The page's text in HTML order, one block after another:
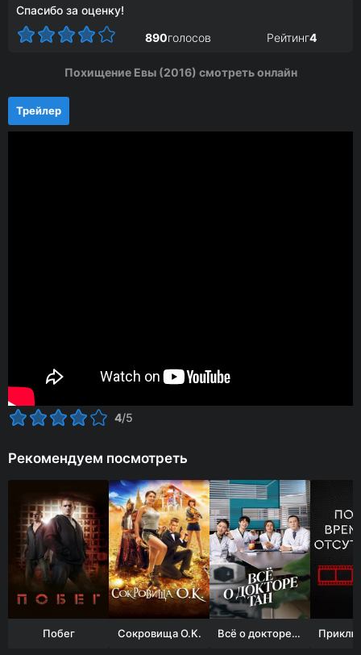
Спасибо за оценку!
890голосов Рейтинг4
Похищение Евы (2016) смотреть онлайн
Трейлер
4/5
Рекомендуем посмотреть
Побег Сокровища О.К. Всё о докторе Тан